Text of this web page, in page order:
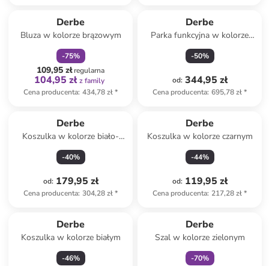
Derbe
Bluza w kolorze brązowym
-75%
109,95 złregularna
104,95 zł z family
Cena producenta: 434,78 zł*
Derbe
Parka funkcyjna w kolorze
żółtym
-50%
od: 344,95 zł
Cena producenta: 695,78 zł*
Derbe
Koszulka w kolorze biało-
niebieskim
-40%
od: 179,95 zł
Cena producenta: 304,28 zł*
Derbe
Koszulka w kolorze czarnym
-44%
od: 119,95 zł
Cena producenta: 217,28 zł*
Derbe
Koszulka w kolorze białym
-46%
Derbe
Szal w kolorze zielonym
-70%